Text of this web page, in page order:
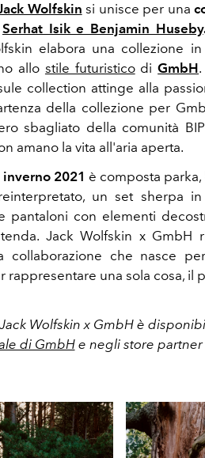
Wolfskin si unisce per una
Serhat Isik e Benjamin Huseby
elabora una collezione
allo stile futuristicodiGmbH.
collection attinge alla
della collezione per
sbagliato della comunità
amano la vita all'aria aperta.
2021 è composta
un set sherpa
pantaloni con elementi
Jack Wolfskin x GmbH
collaborazione che nasce
rappresentare una sola cosa, il
Wolfskin x GmbH è
di GmbHe negli store partner